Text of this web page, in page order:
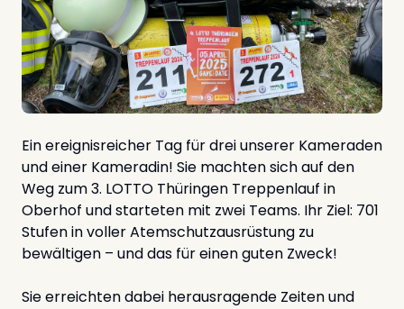
Ein ereignisreicher Tag für drei unserer Kameraden
und einer Kameradin! Sie machten sich auf den
Weg zum 3. LOTTO Thüringen Treppenlauf in
Oberhof und starteten mit zwei Teams. Ihr Ziel: 701
Stufen in voller Atemschutzausrüstung zu
bewältigen – und das für einen guten Zweck!
Sie erreichten dabei herausragende Zeiten und